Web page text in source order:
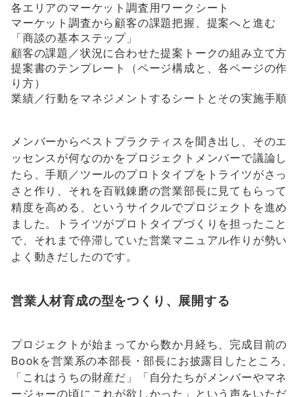
各エリアのマーケット調査用ワークシート
マーケット調査から顧客の課題把握、提案へと進む
「商談の基本ステップ」
顧客の課題／状況に合わせた提案トークの組み立て方
提案書のテンプレート（ページ構成と、各ページの作
り方）
業績／行動をマネジメントするシートとその実施手順
メンバーからベストプラクティスを聞き出し、そのエ
ッセンスが何なのかをプロジェクトメンバーで議論し
たら、手順／ツールのプロトタイプをトライツがさっ
さと作り、それを百戦錬磨の営業部長に見てもらって
精度を高める、というサイクルでプロジェクトを進め
ました。トライツがプロトタイプづくりを担ったこと
で、それまで停滞していた営業マニュアル作りが勢い
よく動きだしたのです。
営業人材育成の型をつくり、展開する
プロジェクトが始まってから数か月経ち、完成目前の
Bookを営業系の本部長・部長にお披露目したところ、
「これはうちの財産だ」「自分たちがメンバーやマネ
ージャーの頃にこれが欲しかった」という声をいただ